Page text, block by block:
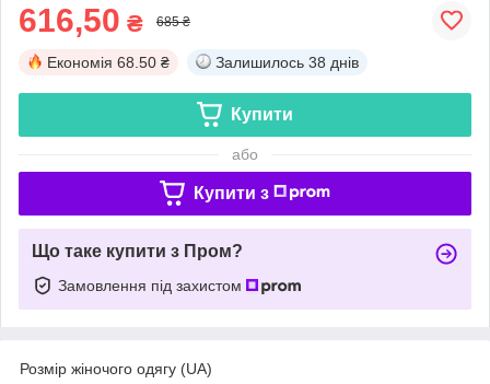
616,50 ₴ 685 ₴
Економія 68.50 ₴ Залишилось 38 днів
Купити
або
Купити з
Що таке купити з Пром?
Замовлення під захистом
Розмір жіночого одягу (UA)